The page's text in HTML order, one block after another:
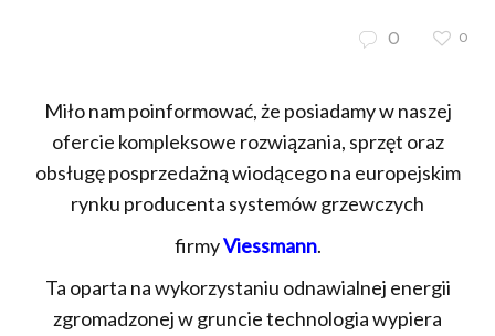
0 0
Miło nam poinformować, że posiadamy w naszej
ofercie kompleksowe rozwiązania, sprzęt oraz
obsługę posprzedażną wiodącego na europejskim
rynku producenta systemów grzewczych
firmyViessmann.
Ta oparta na wykorzystaniu odnawialnej energii
zgromadzonej w gruncie technologia wypiera